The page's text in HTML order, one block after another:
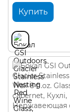
Купить